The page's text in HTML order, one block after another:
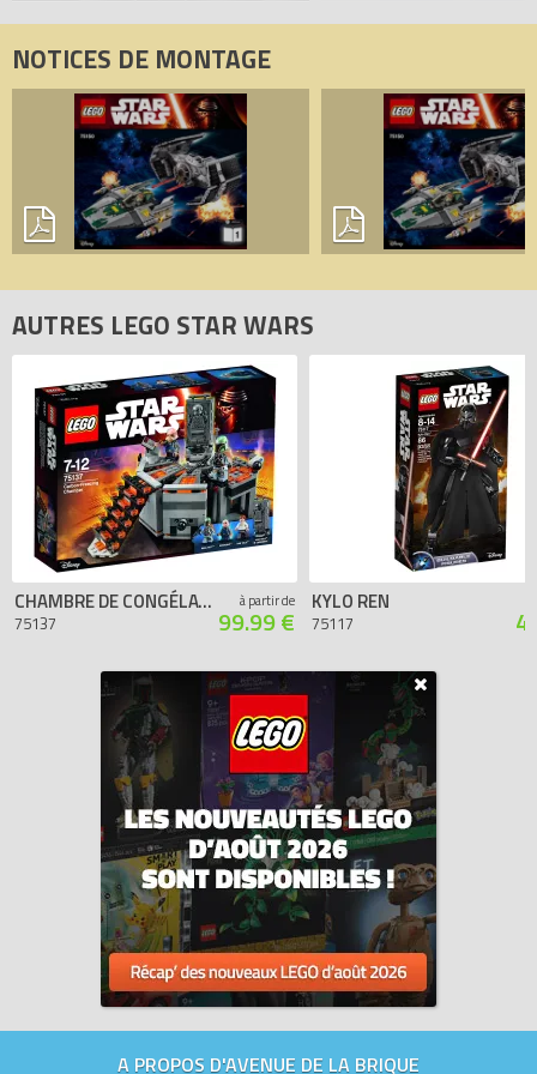
NOTICES DE MONTAGE
AUTRES LEGO STAR WARS
CHAMBRE DE CONGÉLATION CARBONIQUE
75137
à partir de
99.99 €
KYLO REN
75117
A PROPOS D'AVENUE DE LA BRIQUE